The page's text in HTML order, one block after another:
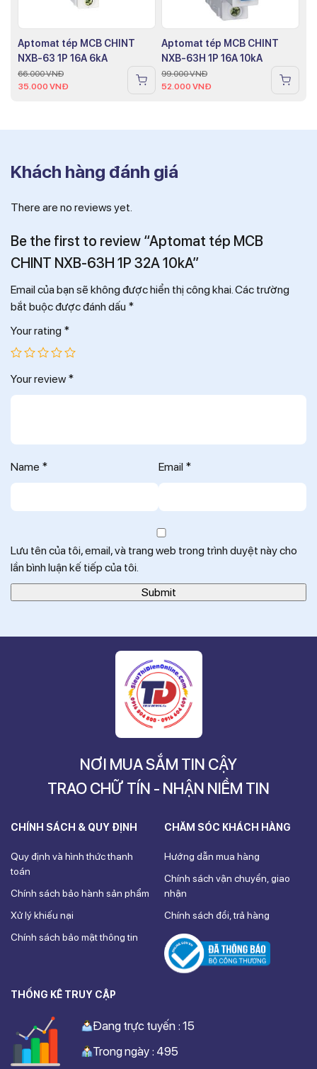
Aptomat tép MCB CHINT
NXB-63 1P 16A 6kA
66.000VNĐ
35.000 VNĐ
Aptomat tép MCB CHINT
NXB-63H 1P 16A 10kA
99.000VNĐ
52.000 VNĐ
Khách hàng đánh giá
There are no reviews yet.
Be the first to review “Aptomat tép MCB
CHINT NXB-63H 1P 32A 10kA”
Email của bạn sẽ không được hiển thị công khai. Các trường
bắt buộc được đánh dấu *
Your rating *
Your review *
Name * Email *
Lưu tên của tôi, email, và trang web trong trình duyệt này cho
lần bình luận kế tiếp của tôi.
NƠI MUA SẮM TIN CẬY
TRAO CHỮ TÍN - NHẬN NIỀM TIN
CHÍNH SÁCH & QUY ĐỊNH
Quy định và hình thức thanh
toán
Chính sách bảo hành sản phẩm
Xử lý khiếu nại
Chính sách bảo mật thông tin
CHĂM SÓC KHÁCH HÀNG
Hướng dẫn mua hàng
Chính sách vận chuyển, giao
nhận
Chính sách đổi, trả hàng
THỐNG KÊ TRUY CẬP
Trong ngày : 495
Đang trực tuyến : 15